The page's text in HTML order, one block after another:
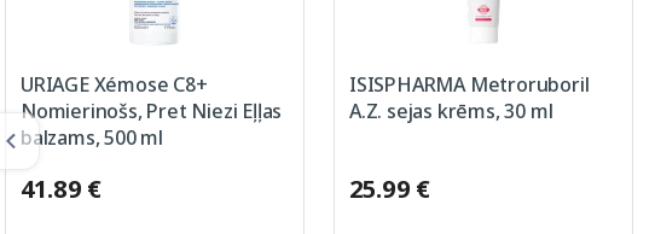
URIAGE Xémose C8+
Nomierinošs, Pret Niezi Eļļas
balzams, 500 ml
41.89 €
ISISPHARMA Metroruboril
A.Z. sejas krēms, 30 ml
25.99 €